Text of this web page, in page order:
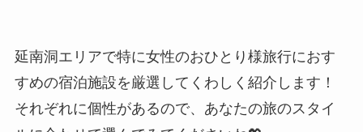
延南洞エリアで特に女性のおひとり様旅行におす
すめの宿泊施設を厳選してくわしく紹介します！
それぞれに個性があるので、あなたの旅のスタイ